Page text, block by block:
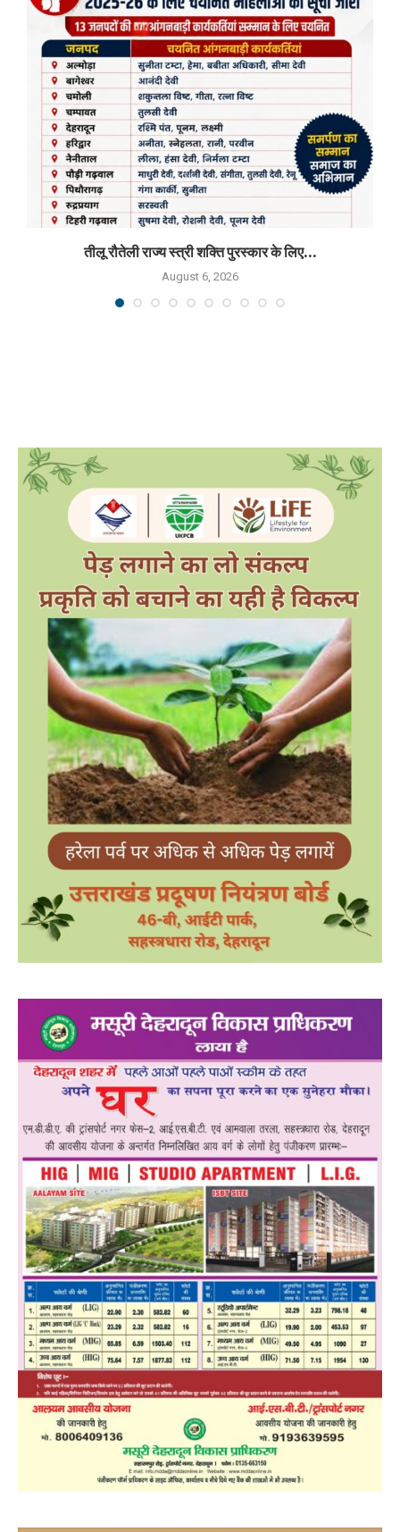
तीलू रौतेली राज्य स्त्री शक्ति पुरस्कार के लिए...
August 6, 2026